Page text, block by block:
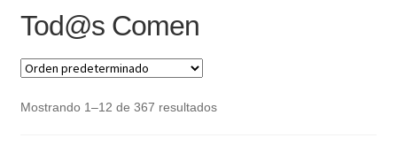
Mi cuenta
Tod@s Comen
Mostrando 1–12 de 367 resultados